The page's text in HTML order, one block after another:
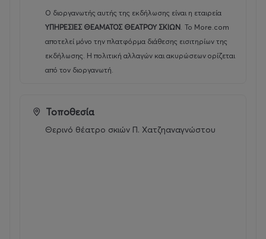
Ο διοργανωτής αυτής της εκδήλωσης είναι η εταιρεία
ΥΠΗΡΕΣΙΕΣ ΘΕΑΜΑΤΟΣ ΘΕΑΤΡΟΥ ΣΚΙΩΝ. Το More.com
αποτελεί μόνο την πλατφόρμα διάθεσης εισιτηρίων της
εκδήλωσης. Η πολιτική αλλαγών και ακυρώσεων ορίζεται
από τον διοργανωτή.
Τοποθεσία
Θερινό θέατρο σκιών Π. Χατζηαναγνώστου